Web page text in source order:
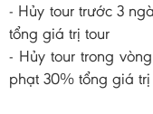
- Hủy tour trước 3
tổng giá trị tour
- Hủy tour trong
phạt 30% tổng giá trị